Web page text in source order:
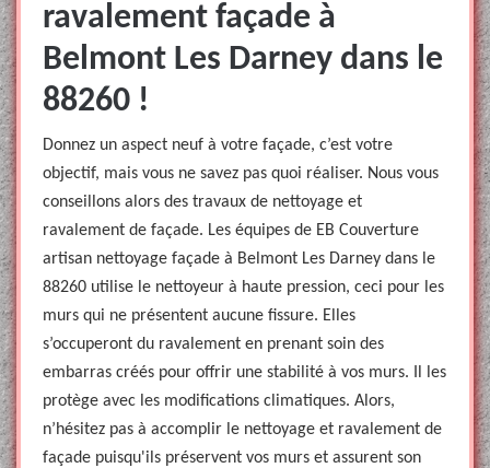
ravalement façade à
Belmont Les Darney dans le
88260 !
Donnez un aspect neuf à votre façade, c’est votre
objectif, mais vous ne savez pas quoi réaliser. Nous vous
conseillons alors des travaux de nettoyage et
ravalement de façade. Les équipes de EB Couverture
artisan nettoyage façade à Belmont Les Darney dans le
88260 utilise le nettoyeur à haute pression, ceci pour les
murs qui ne présentent aucune fissure. Elles
s’occuperont du ravalement en prenant soin des
embarras créés pour offrir une stabilité à vos murs. Il les
protège avec les modifications climatiques. Alors,
n’hésitez pas à accomplir le nettoyage et ravalement de
façade puisqu'ils préservent vos murs et assurent son